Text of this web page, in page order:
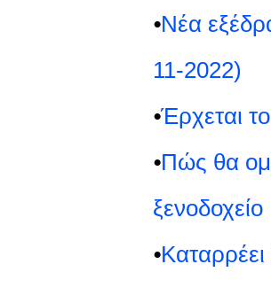
⦁Νέα
11-2022)
⦁Έρχεται
⦁Πώς θα
ξενοδοχείο
⦁